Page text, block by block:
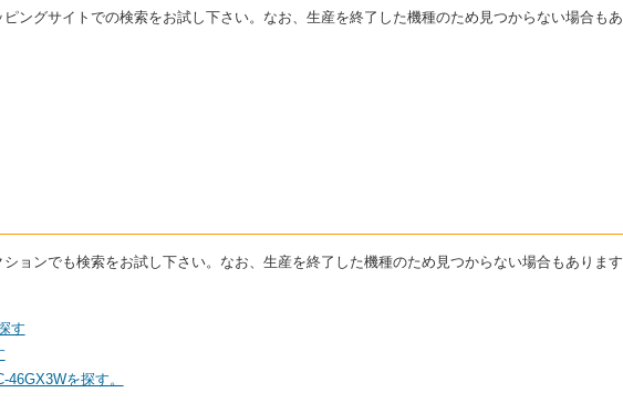
ングサイトでの検索をお試し下さい。なお、生産を終了した機種のため見つからない場合もあ
ョンでも検索をお試し下さい。なお、生産を終了した機種のため見つからない場合もあります
す
を探す。